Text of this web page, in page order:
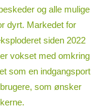
og alle mulige
dyrt. Markedet for
siden 2022
vokset med omkring
som en indgangsport
som ønsker